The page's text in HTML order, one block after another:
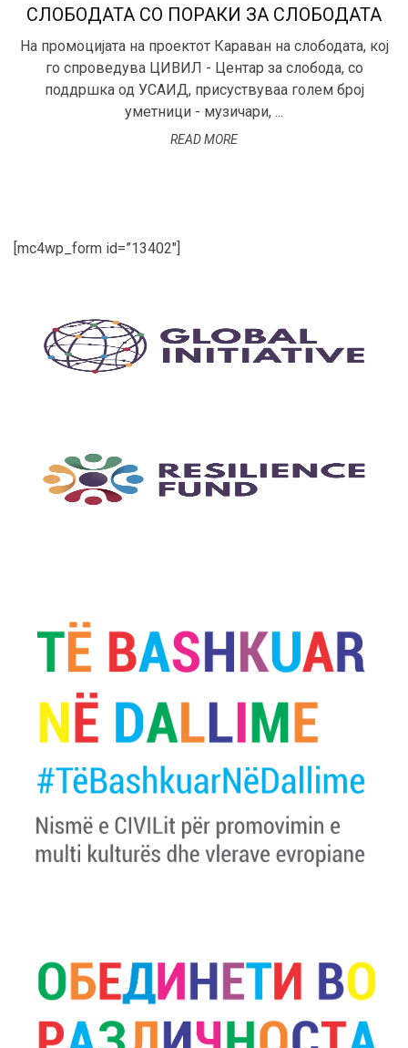
СЛОБОДАТА СО ПОРАКИ ЗА СЛОБОДАТА
На промоцијата на проектот Караван на слободата, кој
го спроведува ЦИВИЛ - Центар за слобода, со
поддршка од УСАИД, присуствуваа голем број
уметници - музичари, ...
READ MORE
[mc4wp_form id=”13402″]